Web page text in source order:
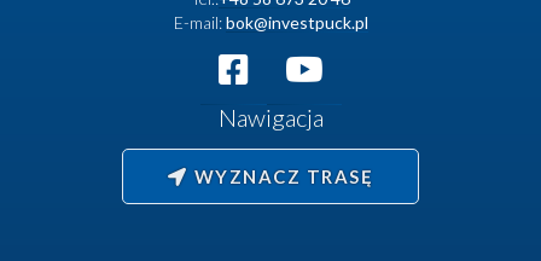
E-mail:bok@investpuck.pl
Nawigacja
WYZNACZ TRASĘ